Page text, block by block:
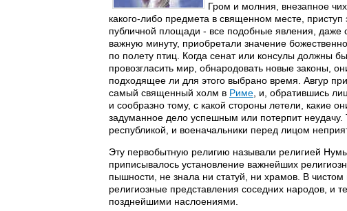
Гром и молния, внезапное
какого-либо предмета в священном месте, приступ
публичной площади - все подобные явления,
важную минуту, приобретали значение
по полету птиц. Когда сенат или консулы должны
провозгласить мир, обнародовать новые законы,
подходящее ли для этого выбрано время. Авгур
самый священный холм в Риме , и, обратившись
и сообразно тому, с какой стороны летели, какие
задуманное дело успешным или потерпит
республикой, и военачальники перед лицом
Эту первобытную религию называли религией
приписывалось установление важнейших
пышности, не знала ни статуй, ни храмов. В
религиозные представления соседних народов, и
позднейшими наслоениями.